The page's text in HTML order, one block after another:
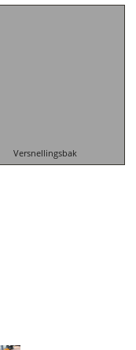
Versnellingsbak